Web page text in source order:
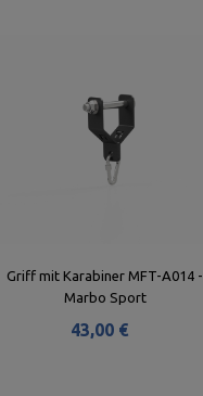
Griff mit Karabiner MFT-A014 -
Marbo Sport
43,00 €